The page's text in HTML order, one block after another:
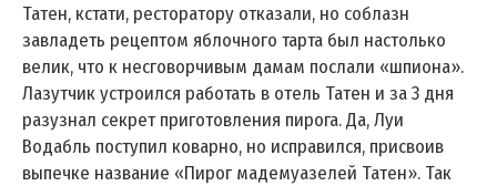
Татен, кстати, ресторатору отказали, но соблазн
завладеть рецептом яблочного тарта был настолько
велик, что к несговорчивым дамам послали «шпиона».
Лазутчик устроился работать в отель Татен и за 3 дня
разузнал секрет приготовления пирога. Да, Луи
Водабль поступил коварно, но исправился, присвоив
выпечке название «Пирог мадемуазелей Татен». Так